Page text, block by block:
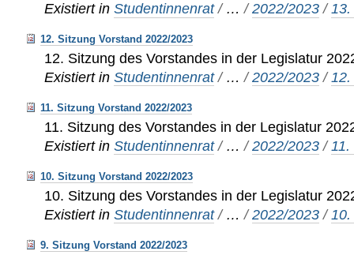
Existiert in Studentinnenrat / …/2022/2023 /
12. Sitzung Vorstand 2022/2023
12. Sitzung des Vorstandes in der Legislatur
Existiert in Studentinnenrat / …/2022/2023 /
11. Sitzung Vorstand 2022/2023
11. Sitzung des Vorstandes in der Legislatur
Existiert in Studentinnenrat / …/2022/2023 /
10. Sitzung Vorstand 2022/2023
10. Sitzung des Vorstandes in der Legislatur
Existiert in Studentinnenrat / …/2022/2023 /
9. Sitzung Vorstand 2022/2023